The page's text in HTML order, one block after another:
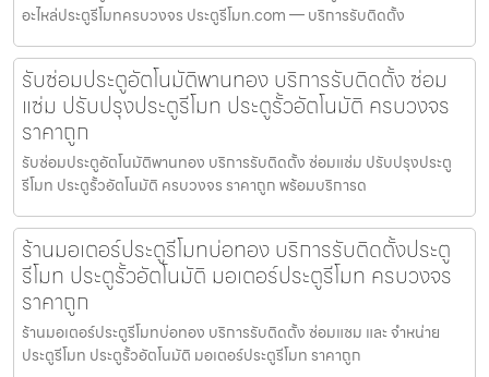
อะไหล่ประตูรีโมทครบวงจร ประตูรีโมท.com — บริการรับติดตั้ง
รับซ่อมประตูอัตโนมัติพานทอง บริการรับติดตั้ง ซ่อม
แซ่ม ปรับปรุงประตูรีโมท ประตูรั้วอัตโนมัติ ครบวงจร
ราคาถูก
รับซ่อมประตูอัตโนมัติพานทอง บริการรับติดตั้ง ซ่อมแซ่ม ปรับปรุงประตู
รีโมท ประตูรั้วอัตโนมัติ ครบวงจร ราคาถูก พร้อมบริการด
ร้านมอเตอร์ประตูรีโมทบ่อทอง บริการรับติดตั้งประตู
รีโมท ประตูรั้วอัตโนมัติ มอเตอร์ประตูรีโมท ครบวงจร
ราคาถูก
ร้านมอเตอร์ประตูรีโมทบ่อทอง บริการรับติดตั้ง ซ่อมแซม และ จำหน่าย
ประตูรีโมท ประตูรั้วอัตโนมัติ มอเตอร์ประตูรีโมท ราคาถูก